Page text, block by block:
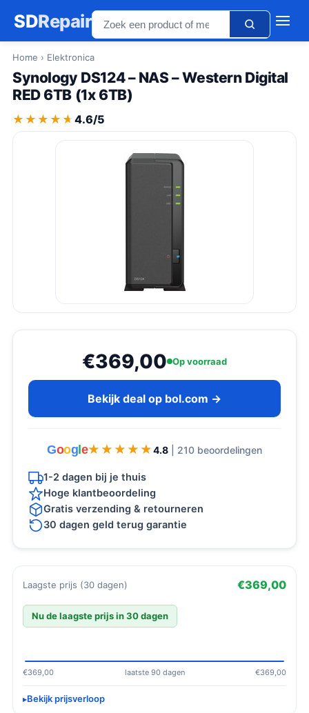
SDRepair
Home › Elektronica
Synology DS124 – NAS – Western Digital
RED 6TB (1x 6TB)
★★★★★
★★★★★ 4.6/5
€369,00 Op voorraad
Bekijk deal op bol.com →
Goog e★★★★★
★★★★★ 4.8 | 210 beoordelingen
1-2 dagen bij je thuis
Hoge klantbeoordeling
Gratis verzending & retourneren
30 dagen geld terug garantie
Laagste prijs (30 dagen) €369,00
Nu de laagste prijs in 30 dagen
€369,00 laatste 90 dagen €369,00
Bekijk prijsverloop